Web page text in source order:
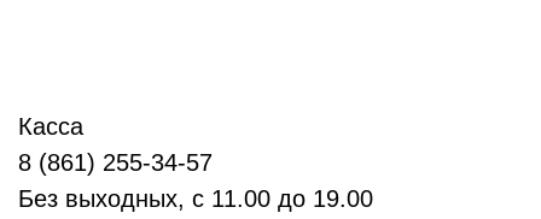
Касса
8 (861) 255-34-57
Без выходных, с 11.00 до 19.00